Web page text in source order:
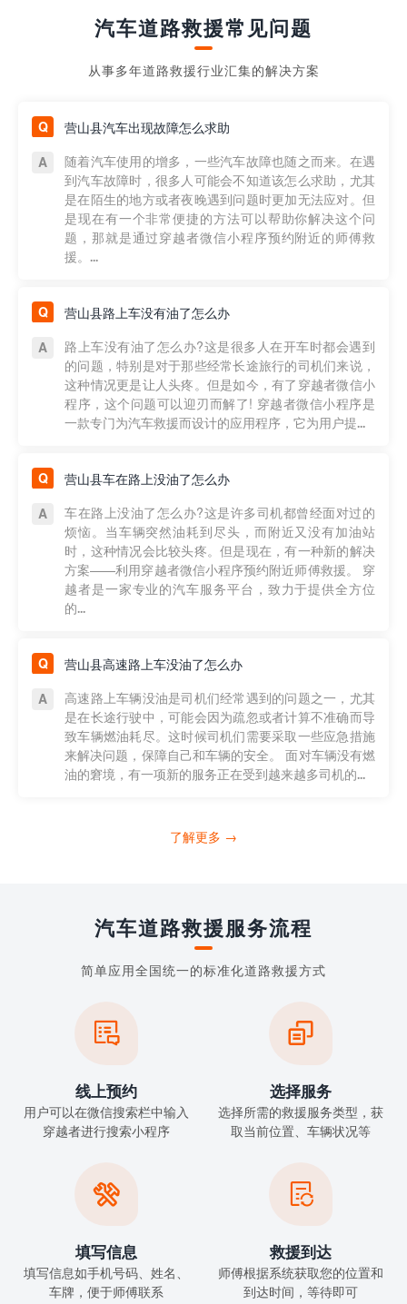
汽车道路救援常见问题
从事多年道路救援行业汇集的解决方案
营山县汽车出现故障怎么求助
随着汽车使用的增多，一些汽车故障也随之而来。在遇
到汽车故障时，很多人可能会不知道该怎么求助，尤其
是在陌生的地方或者夜晚遇到问题时更加无法应对。但
是现在有一个非常便捷的方法可以帮助你解决这个问
题，那就是通过穿越者微信小程序预约附近的师傅救
援。...
营山县路上车没有油了怎么办
路上车没有油了怎么办?这是很多人在开车时都会遇到
的问题，特别是对于那些经常长途旅行的司机们来说，
这种情况更是让人头疼。但是如今，有了穿越者微信小
程序，这个问题可以迎刃而解了! 穿越者微信小程序是
一款专门为汽车救援而设计的应用程序，它为用户提...
营山县车在路上没油了怎么办
车在路上没油了怎么办?这是许多司机都曾经面对过的
烦恼。当车辆突然油耗到尽头，而附近又没有加油站
时，这种情况会比较头疼。但是现在，有一种新的解决
方案——利用穿越者微信小程序预约附近师傅救援。 穿
越者是一家专业的汽车服务平台，致力于提供全方位
的...
营山县高速路上车没油了怎么办
高速路上车辆没油是司机们经常遇到的问题之一，尤其
是在长途行驶中，可能会因为疏忽或者计算不准确而导
致车辆燃油耗尽。这时候司机们需要采取一些应急措施
来解决问题，保障自己和车辆的安全。 面对车辆没有燃
油的窘境，有一项新的服务正在受到越来越多司机的...
了解更多 →
汽车道路救援服务流程
简单应用全国统一的标准化道路救援方式

线上预约
用户可以在微信搜索栏中输入
穿越者进行搜索小程序

选择服务
选择所需的救援服务类型，获
取当前位置、车辆状况等

填写信息
填写信息如手机号码、姓名、
车牌，便于师傅联系

救援到达
师傅根据系统获取您的位置和
到达时间，等待即可